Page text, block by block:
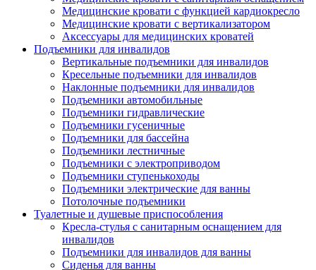
Медицинские кровати с функцией кардиокресло
Медицинские кровати с вертикализатором
Аксессуары для медицинских кроватей
Подъемники для инвалидов
Вертикальные подъемники для инвалидов
Кресельные подъемники для инвалидов
Наклонные подъемники для инвалидов
Подъемники автомобильные
Подъемники гидравлические
Подъемники гусеничные
Подъемники для бассейна
Подъемники лестничные
Подъемники с электроприводом
Подъемники ступенькоходы
Подъемники электрические для ванны
Потолочные подъемники
Туалетные и душевые приспособления
Кресла-стулья с санитарным оснащением для
инвалидов
Подъемники для инвалидов для ванны
Сиденья для ванны